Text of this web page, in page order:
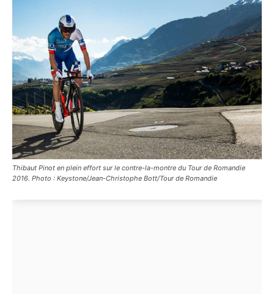
Thibaut Pinot en plein effort sur le contre-la-montre du Tour de Romandie
2016. Photo : Keystone/Jean-Christophe Bott/Tour de Romandie